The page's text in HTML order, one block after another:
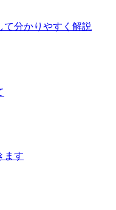
分かりやすく解説
ます